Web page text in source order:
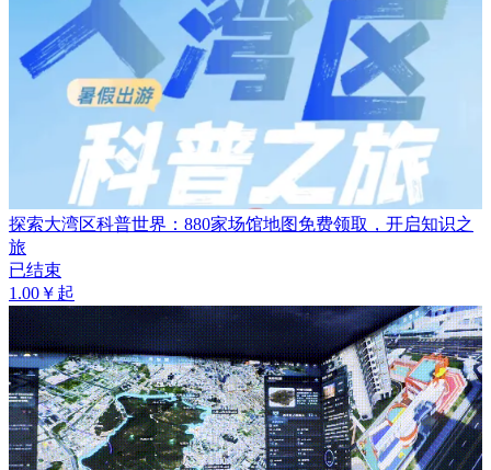
探索大湾区科普世界：880家场馆地图免费领取，开启知识之
旅
已结束
1.00￥起